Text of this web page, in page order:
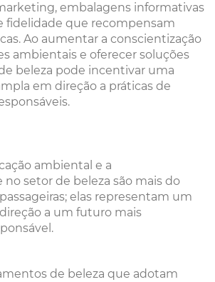
embalagens informativas
fidelidade que recompensam
Ao aumentar a conscientização
ambientais e oferecer soluções
beleza pode incentivar uma
em direção a práticas de
ambiental e a
setor de beleza são mais do
elas representam um
a um futuro mais
de beleza que adotam